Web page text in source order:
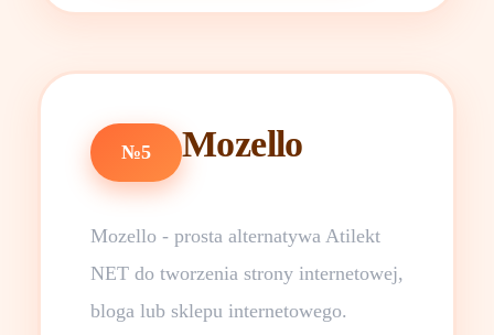
№5 Mozello
Mozello - prosta alternatywa Atilekt
NET do tworzenia strony internetowej,
bloga lub sklepu internetowego.